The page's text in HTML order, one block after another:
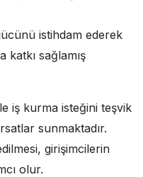
istihdam ederek
katkı sağlamış
iş kurma isteğini teşvik
sunmaktadır.
girişimcilerin
olur.